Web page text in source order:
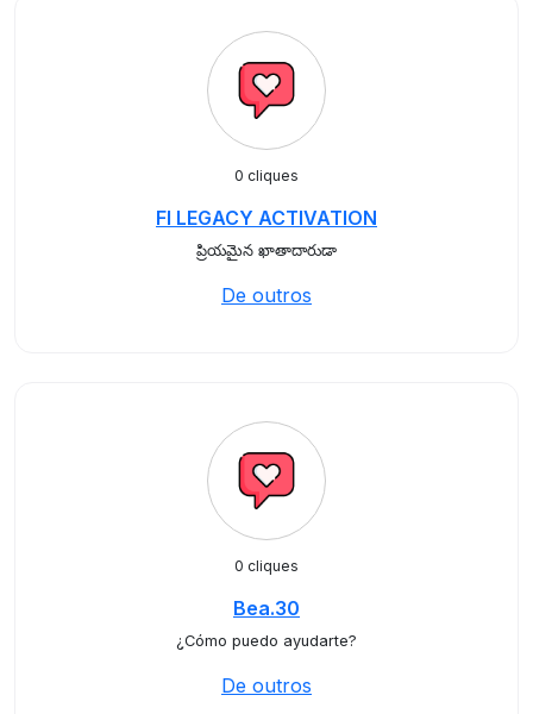
0 cliques
FI LEGACY ACTIVATION
ప్రియమైన ఖాతాదారుడా
De outros
0 cliques
Bea.30
¿Cómo puedo ayudarte?
De outros